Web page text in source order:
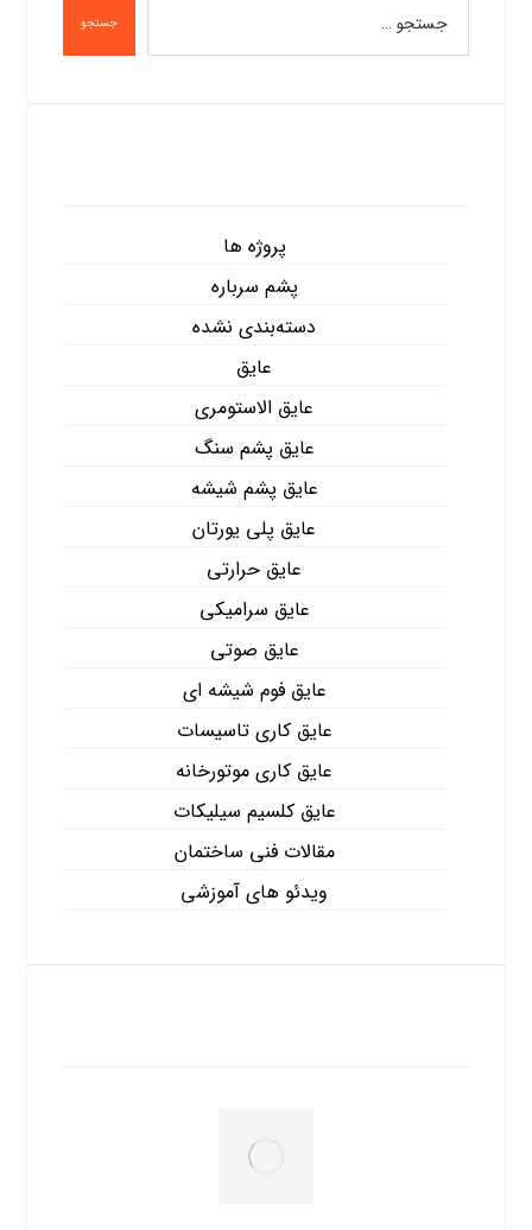
جستجو
پروژه ها
پشم سرباره
دسته‌بندی نشده
عایق
عایق الاستومری
عایق پشم سنگ
عایق پشم شیشه
عایق پلی یورتان
عایق حرارتی
عایق سرامیکی
عایق صوتی
عایق فوم شیشه ای
عایق کاری تاسیسات
عایق کاری موتورخانه
عایق کلسیم سیلیکات
مقالات فنی ساختمان
ویدئو های آموزشی